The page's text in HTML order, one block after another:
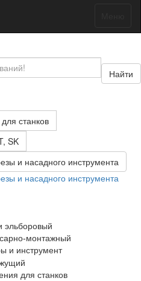
Найти
станков
SK
и насадного инструмента
и насадного инструмента
эльборовый
монтажный
и инструмент
для станков